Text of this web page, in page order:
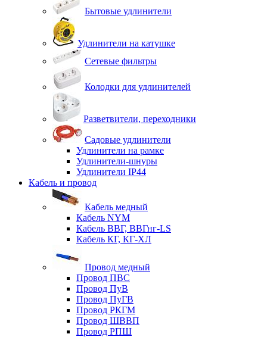
Бытовые удлинители
Удлинители на катушке
Сетевые фильтры
Колодки для удлинителей
Разветвители, переходники
Садовые удлинители
Удлинители на рамке
Удлинители-шнуры
Удлинители IP44
Кабель и провод
Кабель медный
Кабель NYM
Кабель ВВГ, ВВГнг-LS
Кабель КГ, КГ-ХЛ
Провод медный
Провод ПВС
Провод ПуВ
Провод ПуГВ
Провод РКГМ
Провод ШВВП
Провод РПШ